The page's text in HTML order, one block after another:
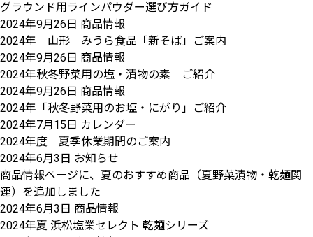
グラウンド用ラインパウダー選び方ガイド
2024年9月26日 商品情報
2024年 山形 みうら食品「新そば」ご案内
2024年9月26日 商品情報
2024年秋冬野菜用の塩・漬物の素 ご紹介
2024年9月26日 商品情報
2024年「秋冬野菜用のお塩・にがり」ご紹介
2024年7月15日 カレンダー
2024年度 夏季休業期間のご案内
2024年6月3日 お知らせ
商品情報ページに、夏のおすすめ商品（夏野菜漬物・乾麺関
連）を追加しました
2024年6月3日 商品情報
2024年夏 浜松塩業セレクト 乾麺シリーズ